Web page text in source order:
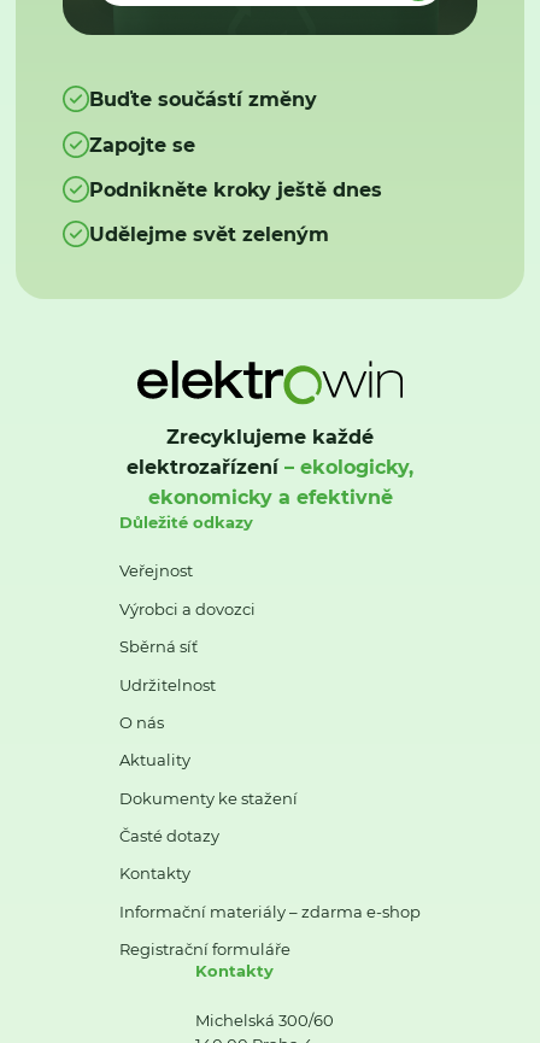
Buďte součástí změny
Zapojte se
Podnikněte kroky ještě dnes
Udělejme svět zeleným
Zrecyklujeme každé
elektrozařízení– ekologicky,
ekonomicky a efektivně
Důležité odkazy
Veřejnost
Výrobci a dovozci
Sběrná síť
Udržitelnost
O nás
Aktuality
Dokumenty ke stažení
Časté dotazy
Kontakty
Informační materiály – zdarma e-shop
Registrační formuláře
Kontakty
Michelská 300/60